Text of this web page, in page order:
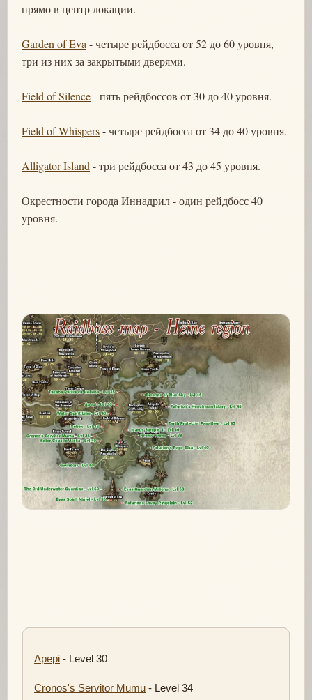
прямо в центр локации.
Garden of Eva - четыре рейдбосса от 52 до 60 уровня,
три из них за закрытыми дверями.
Field of Silence- пять рейдбоссов от 30 до 40 уровня.
Field of Whispers- четыре рейдбосса от 34 до 40 уровня.
Alligator Island - три рейдбосса от 43 до 45 уровня.
Окрестности города Иннадрил - один рейдбосс 40
уровня.
Apepi - Level 30
Cronos's Servitor Mumu - Level 34